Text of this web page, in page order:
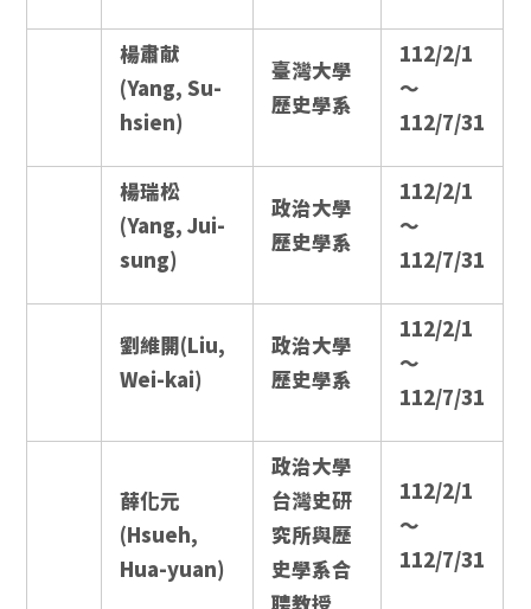
楊肅献
(Yang, Su-
hsien)
臺灣大學
歷史學系
112/2/1
～
112/7/31
楊瑞松
(Yang, Jui-
sung)
政治大學
歷史學系
112/2/1
～
112/7/31
劉維開(Liu,
Wei-kai)
政治大學
歷史學系
112/2/1
～
112/7/31
薛化元
(Hsueh,
Hua-yuan)
政治大學
台灣史研
究所與歷
史學系合
聘教授
112/2/1
～
112/7/31